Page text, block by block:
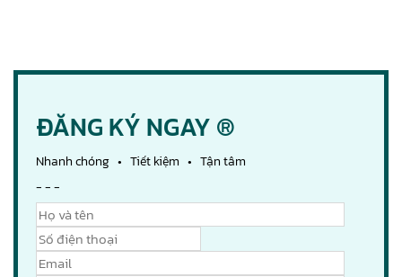
ĐĂNG KÝ NGAY ®
Nhanh chóng • Tiết kiệm • Tận tâm
- - -